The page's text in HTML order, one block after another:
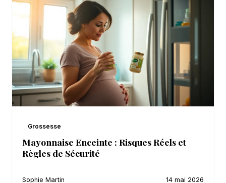
Grossesse
Mayonnaise Enceinte : Risques Réels et
Règles de Sécurité
Sophie Martin 14 mai 2026